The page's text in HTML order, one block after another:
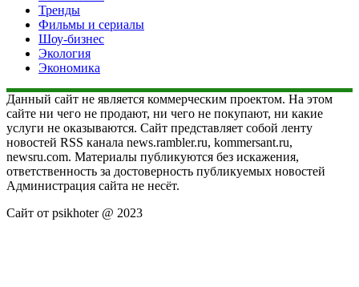
Тренды
Фильмы и сериалы
Шоу-бизнес
Экология
Экономика
Данный сайт не является коммерческим проектом. На этом
сайте ни чего не продают, ни чего не покупают, ни какие
услуги не оказываются. Сайт представляет собой ленту
новостей RSS канала news.rambler.ru, kommersant.ru,
newsru.com. Материалы публикуются без искажения,
ответственность за достоверность публикуемых новостей
Администрация сайта не несёт.
Сайт от psikhoter @ 2023